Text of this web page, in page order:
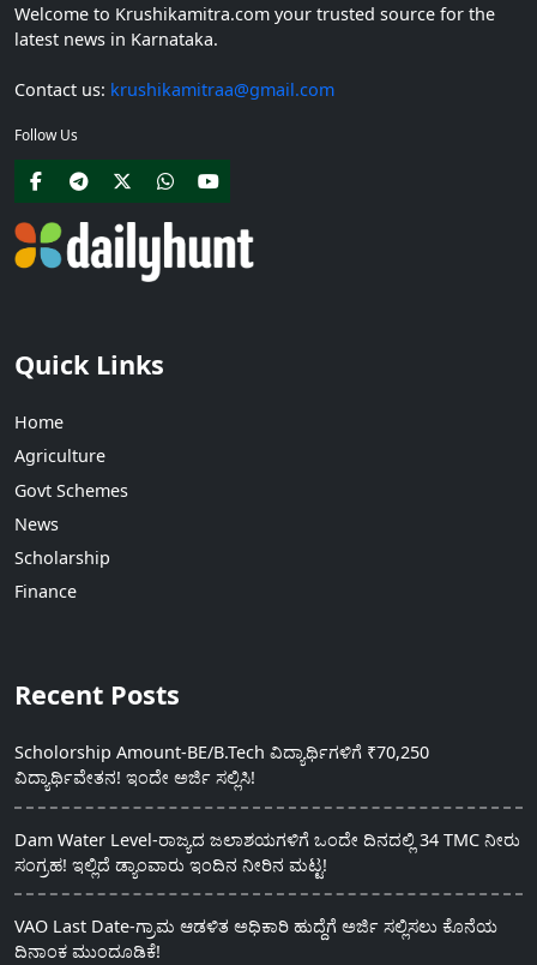
Welcome to Krushikamitra.com your trusted source for the
latest news in Karnataka.
Contact us: krushikamitraa@gmail.com
Follow Us
Quick Links
Home
Agriculture
Govt Schemes
News
Scholarship
Finance
Recent Posts
Scholorship Amount-BE/B.Tech ವಿದ್ಯಾರ್ಥಿಗಳಿಗೆ ₹70,250
ವಿದ್ಯಾರ್ಥಿವೇತನ! ಇಂದೇ ಅರ್ಜಿ ಸಲ್ಲಿಸಿ!
Dam Water Level-ರಾಜ್ಯದ ಜಲಾಶಯಗಳಿಗೆ ಒಂದೇ ದಿನದಲ್ಲಿ 34 TMC ನೀರು
ಸಂಗ್ರಹ! ಇಲ್ಲಿದೆ ಡ್ಯಾಂವಾರು ಇಂದಿನ ನೀರಿನ ಮಟ್ಟ!
VAO Last Date-ಗ್ರಾಮ ಆಡಳಿತ ಅಧಿಕಾರಿ ಹುದ್ದೆಗೆ ಅರ್ಜಿ ಸಲ್ಲಿಸಲು ಕೊನೆಯ
ದಿನಾಂಕ ಮುಂದೂಡಿಕೆ!